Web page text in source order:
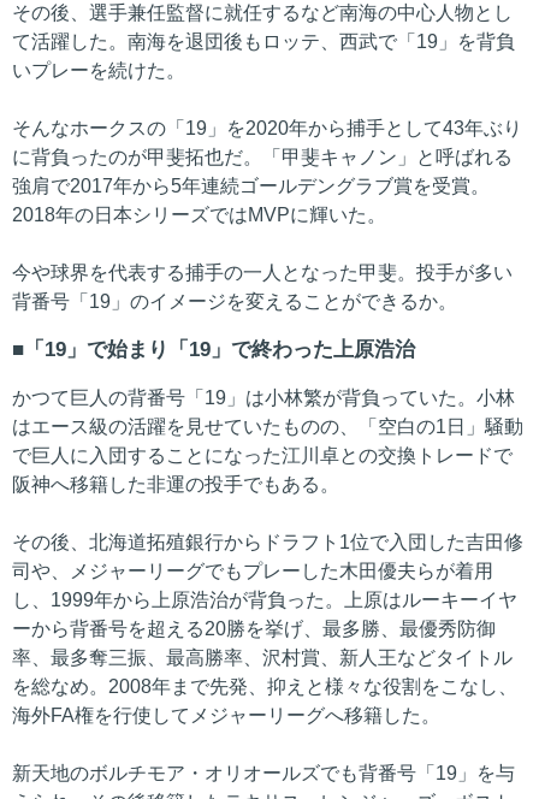
その後、選手兼任監督に就任するなど南海の中心人物とし
て活躍した。南海を退団後もロッテ、西武で「19」を背負
いプレーを続けた。
そんなホークスの「19」を2020年から捕手として43年ぶり
に背負ったのが甲斐拓也だ。「甲斐キャノン」と呼ばれる
強肩で2017年から5年連続ゴールデングラブ賞を受賞。
2018年の日本シリーズではMVPに輝いた。
今や球界を代表する捕手の一人となった甲斐。投手が多い
背番号「19」のイメージを変えることができるか。
「19」で始まり「19」で終わった上原浩治
かつて巨人の背番号「19」は小林繁が背負っていた。小林
はエース級の活躍を見せていたものの、「空白の1日」騒動
で巨人に入団することになった江川卓との交換トレードで
阪神へ移籍した非運の投手でもある。
その後、北海道拓殖銀行からドラフト1位で入団した吉田修
司や、メジャーリーグでもプレーした木田優夫らが着用
し、1999年から上原浩治が背負った。上原はルーキーイヤ
ーから背番号を超える20勝を挙げ、最多勝、最優秀防御
率、最多奪三振、最高勝率、沢村賞、新人王などタイトル
を総なめ。2008年まで先発、抑えと様々な役割をこなし、
海外FA権を行使してメジャーリーグへ移籍した。
新天地のボルチモア・オリオールズでも背番号「19」を与